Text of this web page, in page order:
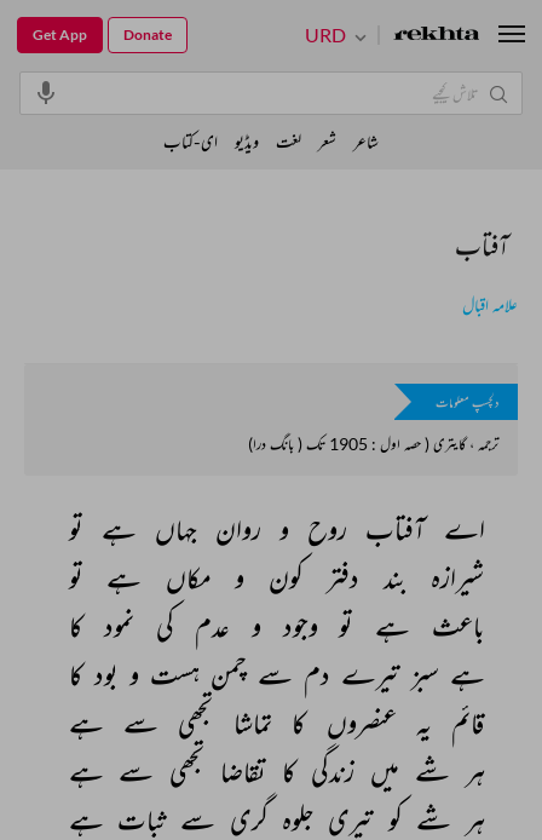
آفتاب
علامہ اقبال
دلچسپ معلومات
ترجمہ ، گایتری ( حصہ اول : 1905 تک ( بانگ درا)
اے آفتاب روح و روان جہاں ہے تو
شیرازہ
بند دفتر کون و مکاں ہے
تو
باعث
ہے تو وجود و عدم کی نمود کا
ہے سبز تیرے دم سے چمن ہست و بود کا
قائم یہ عنصروں کا تماشا تجھی سے ہے
ہر شے میں زندگی کا تقاضا تجھی سے ہے
ہر شے کو تیری جلوہ‌ گری سے ثبات ہے
URD
Get App Donate
شاعر شعر لغت ویڈیو ای-کتاب